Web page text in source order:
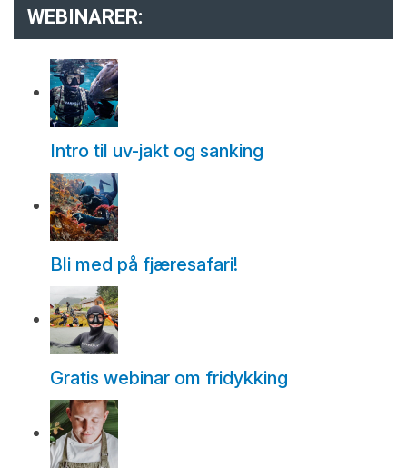
WEBINARER:
Intro til uv-jakt og sanking
Bli med på fjæresafari!
Gratis webinar om fridykking